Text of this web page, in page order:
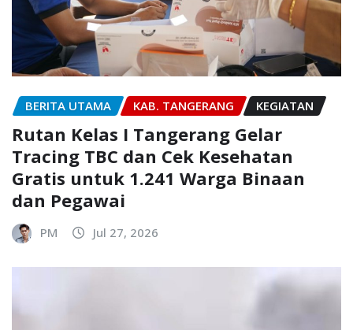
BERITA UTAMA KAB. TANGERANG KEGIATAN
Rutan Kelas I Tangerang Gelar
Tracing TBC dan Cek Kesehatan
Gratis untuk 1.241 Warga Binaan
dan Pegawai
PM Jul 27, 2026